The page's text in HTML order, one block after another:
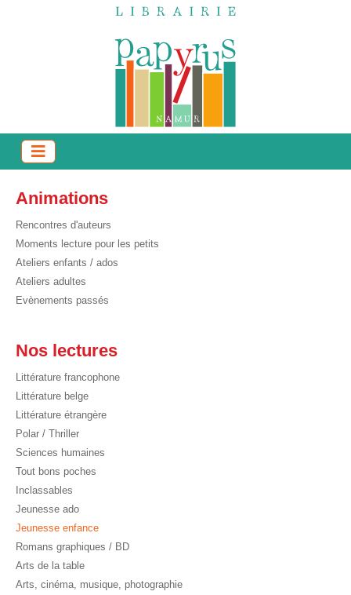
Animations
Rencontres d'auteurs
Moments lecture pour les petits
Ateliers enfants / ados
Ateliers adultes
Evènements passés
Nos lectures
Littérature francophone
Littérature belge
Littérature étrangère
Polar / Thriller
Sciences humaines
Tout bons poches
Inclassables
Jeunesse ado
Jeunesse enfance
Romans graphiques / BD
Arts de la table
Arts, cinéma, musique, photographie